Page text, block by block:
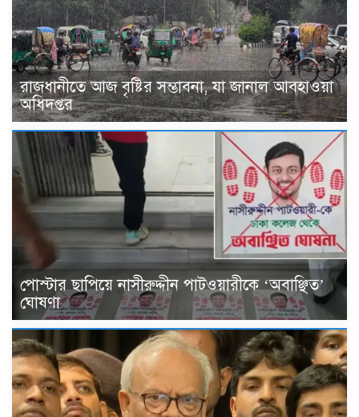
রাজধানীতে আজ বৃষ্টির সম্ভাবনা, যা জানাল আবহাওয়া
অধিদপ্তর
পোস্টার ছাপিয়ে নাসীরুদ্দীন পাটওয়ারীকে ‘অবাঞ্ছিত’
ঘোষণা